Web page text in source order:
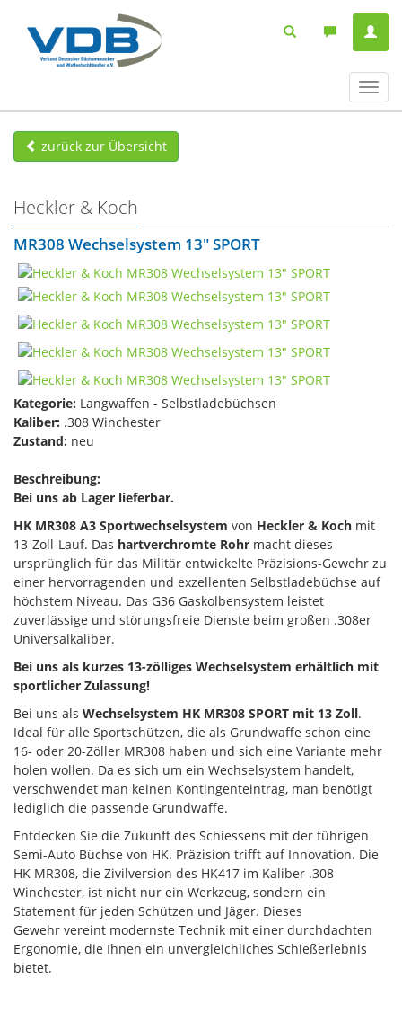
ein-/
zurück zur Übersicht
Heckler & Koch
MR308 Wechselsystem 13" SPORT
Kategorie: Langwaffen - Selbstladebüchsen
Kaliber: .308 Winchester
Zustand: neu
Beschreibung:
Bei uns ab Lager lieferbar.
HK MR308 A3 Sportwechselsystem von Heckler & Koch mit
13-Zoll-Lauf. Das hartverchromte Rohr macht dieses
ursprünglich für das Militär entwickelte Präzisions-Gewehr zu
einer hervorragenden und exzellenten Selbstladebüchse auf
höchstem Niveau. Das G36 Gaskolbensystem leistet
zuverlässige und störungsfreie Dienste beim großen .308er
Universalkaliber.
Bei uns als kurzes 13-zölliges Wechselsystem erhältlich mit
sportlicher Zulassung!
Bei uns als Wechselsystem HK MR308 SPORT mit 13 Zoll.
Ideal für alle Sportschützen, die als Grundwaffe schon eine
16- oder 20-Zöller MR308 haben und sich eine Variante mehr
holen wollen. Da es sich um ein Wechselsystem handelt,
verschwendet man keinen Kontingenteintrag, man benötigt
lediglich die passende Grundwaffe.
Entdecken Sie die Zukunft des Schiessens mit der führigen
Semi-Auto Büchse von HK. Präzision trifft auf Innovation. Die
HK MR308, die Zivilversion des HK417 im Kaliber .308
Winchester, ist nicht nur ein Werkzeug, sondern ein
Statement für jeden Schützen und Jäger. Dieses
Gewehr vereint modernste Technik mit einer durchdachten
Ergonomie, die Ihnen ein unvergleichliches Schießerlebnis
bietet.